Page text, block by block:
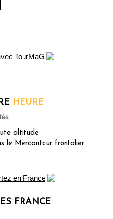
HEURE
altitude
le Mercantour frontalier
FRANCE